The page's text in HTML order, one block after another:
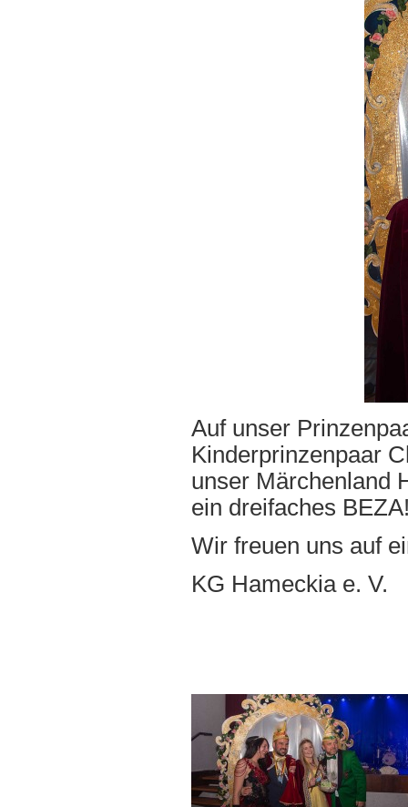
Auf unser
Kinderprinzenpaar
unser Märchenland
ein dreifaches
Wir freuen uns auf
KG Hameckia e. V.